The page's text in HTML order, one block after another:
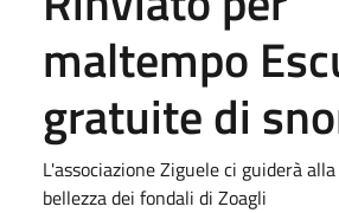
maltempo
gratuite di
L'associazione Ziguele ci guiderà
bellezza dei fondali di Zoagli